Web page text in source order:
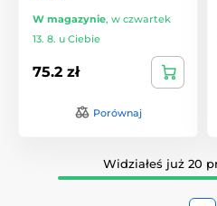
W magazynie, w czwartek
13. 8. u Ciebie
75.2 zł
Porównaj
Widziałeś już 20